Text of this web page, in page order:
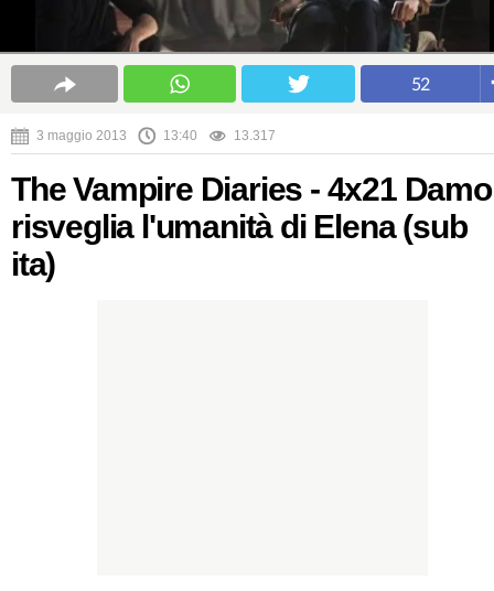
52
3 maggio 2013 13:40 13.317
The Vampire Diaries - 4x21
risveglia l'umanità di Elena (sub
ita)